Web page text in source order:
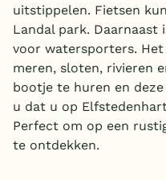
uitstippelen. Fietsen
Landal park. Daarnaast
voor watersporters.
meren, sloten, rivieren
bootje te huren en
u dat u op
Perfect om op een
te ontdekken.